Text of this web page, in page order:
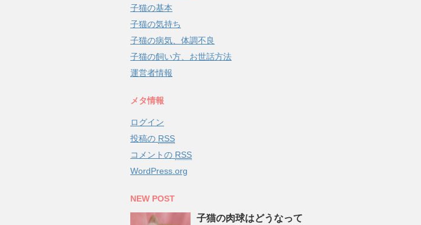
子猫の基本
子猫の気持ち
子猫の病気、体調不良
子猫の飼い方、お世話方法
運営者情報
メタ情報
ログイン
投稿の RSS
コメントの RSS
WordPress.org
NEW POST
子猫の肉球はどうなって